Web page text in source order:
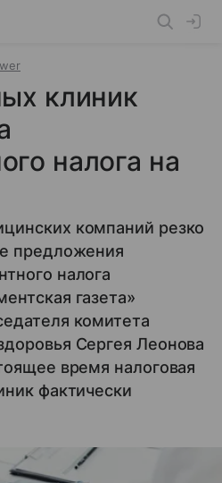
клиник
налога на
компаний резко
предложения
налога
газета»
комитета
Сергея Леонова
время налоговая
фактически